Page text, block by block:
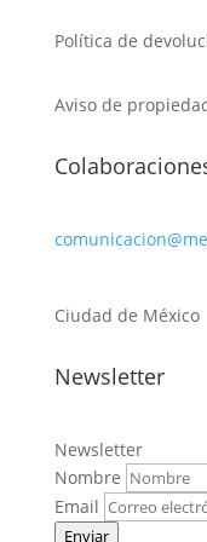
Política de
Aviso de
Ciudad de México
Newsletter
Newsletter
Nombre
Email
Enviar